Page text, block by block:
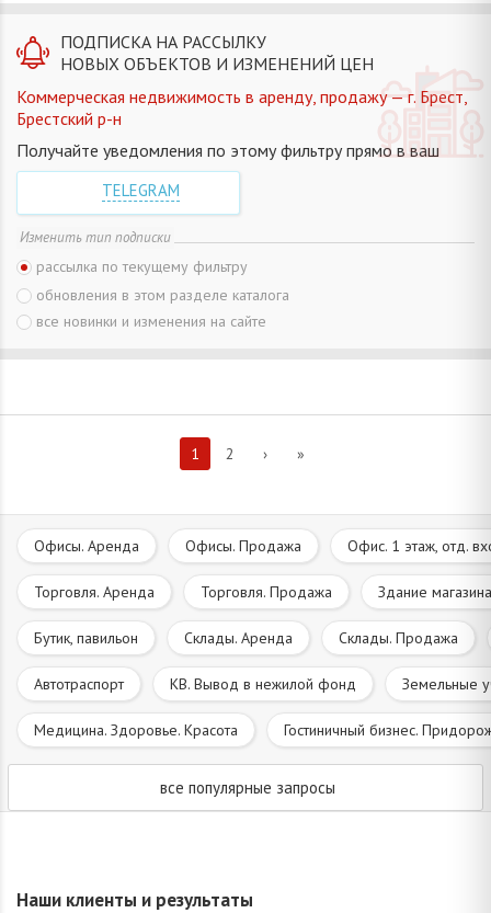
ПОДПИСКА НА РАССЫЛКУ
НОВЫХ ОБЪЕКТОВ И ИЗМЕНЕНИЙ ЦЕН
Коммерческая недвижимость в аренду, продажу — г. Брест,
Брестский р-н
Получайте уведомления по этому фильтру прямо в ваш
TELEGRAM
Изменить тип подписки
рассылка по текущему фильтру
обновления в этом разделе каталога
все новинки и изменения на сайте
1 2 › »
Офисы. Аренда Офисы. Продажа Офис. 1 этаж, отд.
Торговля. Аренда Торговля. Продажа Здание
Бутик, павильон Склады. Аренда Склады. Продажа
Автотраспорт КВ. Вывод в нежилой фонд Земельные
Медицина. Здоровье. Красота Гостиничный бизнес.
все популярные запросы
Наши клиенты и результаты